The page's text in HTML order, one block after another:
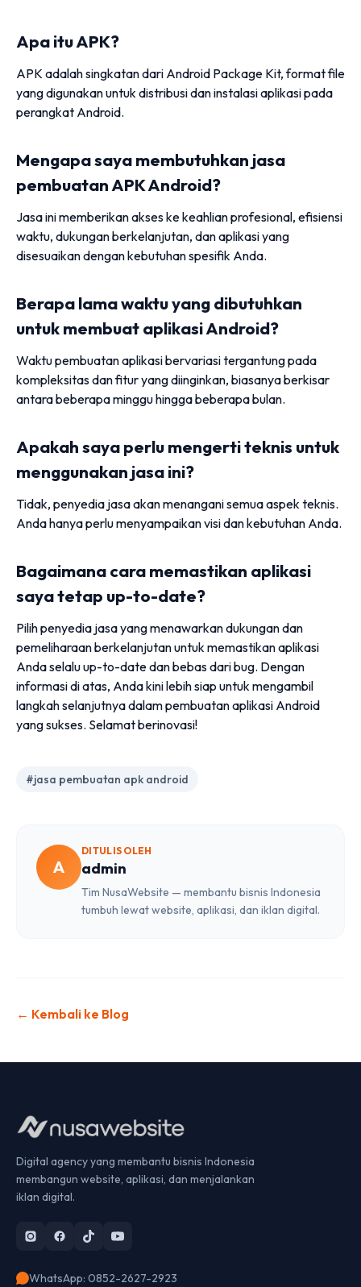
Apa itu APK?
APK adalah singkatan dari Android Package Kit, format file
yang digunakan untuk distribusi dan instalasi aplikasi pada
perangkat Android.
Mengapa saya membutuhkan jasa
pembuatan APK Android?
Jasa ini memberikan akses ke keahlian profesional, efisiensi
waktu, dukungan berkelanjutan, dan aplikasi yang
disesuaikan dengan kebutuhan spesifik Anda.
Berapa lama waktu yang dibutuhkan
untuk membuat aplikasi Android?
Waktu pembuatan aplikasi bervariasi tergantung pada
kompleksitas dan fitur yang diinginkan, biasanya berkisar
antara beberapa minggu hingga beberapa bulan.
Apakah saya perlu mengerti teknis untuk
menggunakan jasa ini?
Tidak, penyedia jasa akan menangani semua aspek teknis.
Anda hanya perlu menyampaikan visi dan kebutuhan Anda.
Bagaimana cara memastikan aplikasi
saya tetap up-to-date?
Pilih penyedia jasa yang menawarkan dukungan dan
pemeliharaan berkelanjutan untuk memastikan aplikasi
Anda selalu up-to-date dan bebas dari bug. Dengan
informasi di atas, Anda kini lebih siap untuk mengambil
langkah selanjutnya dalam pembuatan aplikasi Android
yang sukses. Selamat berinovasi!
#jasa pembuatan apk android
A
DITULIS OLEH
admin
Tim NusaWebsite — membantu bisnis Indonesia
tumbuh lewat website, aplikasi, dan iklan digital.
← Kembali ke Blog
Digital agency yang membantu bisnis Indonesia
membangun website, aplikasi, dan menjalankan
iklan digital.
WhatsApp: 0852-2627-2923